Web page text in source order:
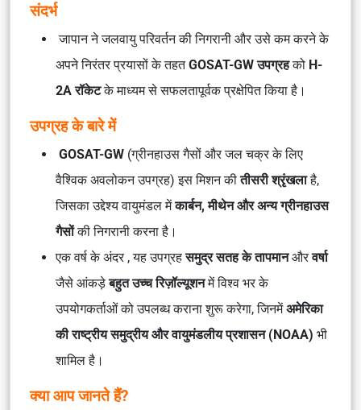
संदर्भ
जापान ने जलवायु परिवर्तन की निगरानी और उसे कम करने के
अपने निरंतर प्रयासों के तहतGOSAT-GW उपग्रहको H-
2A रॉकेटके माध्यम से सफलतापूर्वक प्रक्षेपित किया है।
उपग्रह के बारे में
GOSAT-GW (ग्रीनहाउस गैसों और जल चक्र के लिए
वैश्विक अवलोकन उपग्रह) इस मिशन कीतीसरी श्रृंखलाहै,
जिसका उद्देश्य वायुमंडल मेंकार्बन, मीथेन और अन्य ग्रीनहाउस
गैसोंकी निगरानी करना है।
एक वर्ष के अंदर , यह उपग्रहसमुद्र सतह के तापमानऔरवर्षा
जैसे आंकड़ेबहुत उच्च रिज़ॉल्यूशनमें विश्व भर के
उपयोगकर्ताओं को उपलब्ध कराना शुरू करेगा, जिनमेंअमेरिका
की राष्ट्रीय समुद्रीय और वायुमंडलीय प्रशासन (NOAA) भी
शामिल है।
क्या आप जानते हैं?